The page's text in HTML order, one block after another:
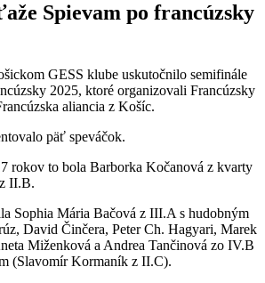
Spievam po francúzsky
GESS klube uskutočnilo semifinále
2025, ktoré organizovali Francúzsky
aliancia z Košíc.
päť speváčok.
rokov to bola Barborka Kočanová z kvarty
II.B.
Sophia Mária Bačová z III.A s hudobným
David Činčera, Peter Ch. Hagyari, Marek
Miženková a Andrea Tančinová zo IV.B
(Slavomír Kormaník z II.C).